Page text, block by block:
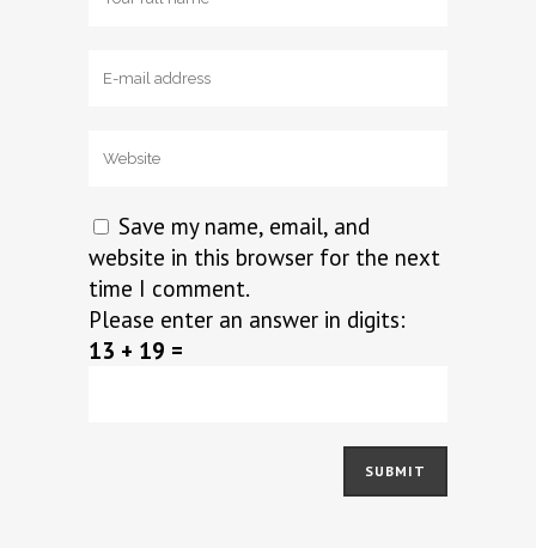
Save my name, email, and
website in this browser for the next
time I comment.
Please enter an answer in digits:
13 + 19 =